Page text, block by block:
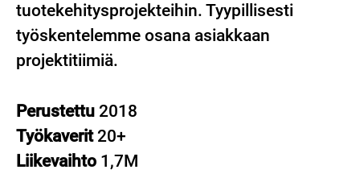
tuotekehitysprojekteihin. Tyypillisesti
työskentelemme osana asiakkaan
projektitiimiä.
Perustettu 2018
Työkaverit20+
Liikevaihto 1,7M